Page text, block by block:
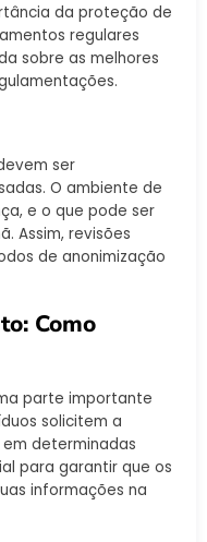
da proteção de
regulares
sobre as melhores
ser
O ambiente de
e o que pode ser
Assim, revisões
de anonimização
Como
parte importante
solicitem a
determinadas
para garantir que os
informações na